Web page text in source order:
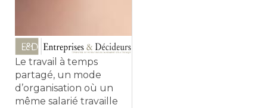
Le travail à temps
partagé, un mode
d’organisation où un
même salarié travaille